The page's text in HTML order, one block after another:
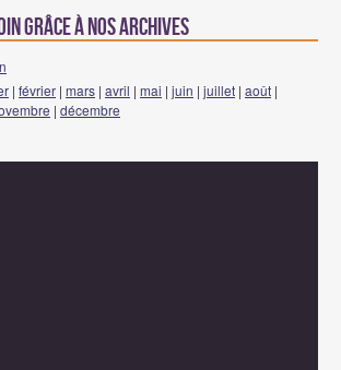
grâce à nos archives
| février | mars | avril | mai | juin | juillet | août |
| décembre